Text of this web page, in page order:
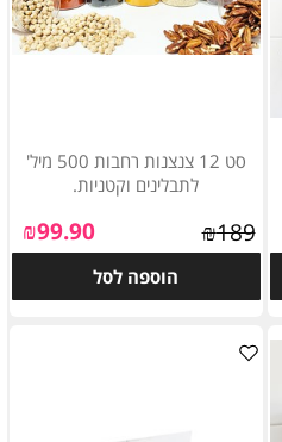
סט 12 צנצנות רחבות 500 מיל'
לתבלינים וקטניות.
₪189
₪99.90
הוספה לסל